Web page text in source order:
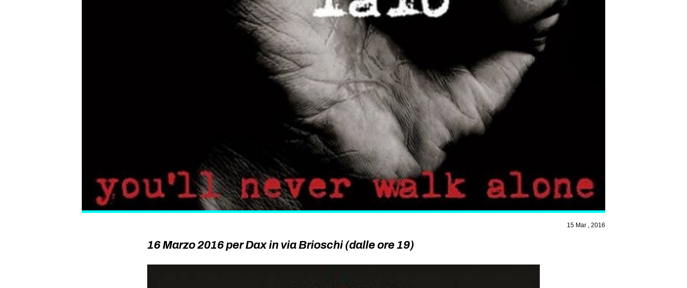
15 Mar , 2016
16 Marzo 2016 per Dax in via Brioschi (dalle ore 19)